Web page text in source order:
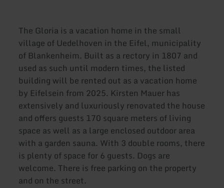
The Gloria is a vacation home in the small
village of Uedelhoven in the Eifel, municipality
of Blankenheim. Built as a rectory in 1807 and
used as such until modern times, the listed
building will be rented out as a vacation home
by Eifelsein from 2025. Kirsten Mauer has
extensively and luxuriously renovated the house
and offers guests 170 square meters of living
space as well as a large enclosed outdoor area
with a garden sauna. With 3 double rooms, there
is plenty of space for 6 guests. Dogs are
welcome. There is free parking on the property
and on the street.